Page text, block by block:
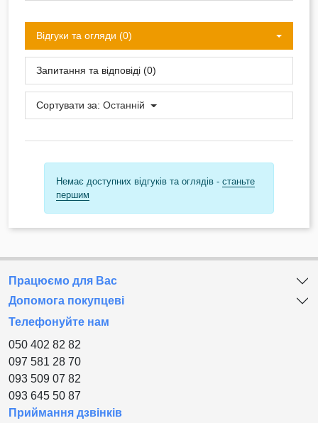
Відгуки та огляди (0)
Запитання та відповіді (0)
Сортувати за: Останній
Немає доступних відгуків та оглядів - станьте
першим
Працюємо для Вас
Допомога покупцеві
Телефонуйте нам
050 402 82 82
097 581 28 70
093 509 07 82
093 645 50 87
Приймання дзвінків